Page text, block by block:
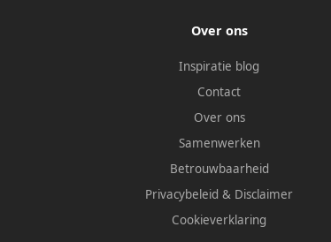
Over ons
Inspiratie blog
Contact
Over ons
Samenwerken
Betrouwbaarheid
Privacybeleid & Disclaimer
Cookieverklaring